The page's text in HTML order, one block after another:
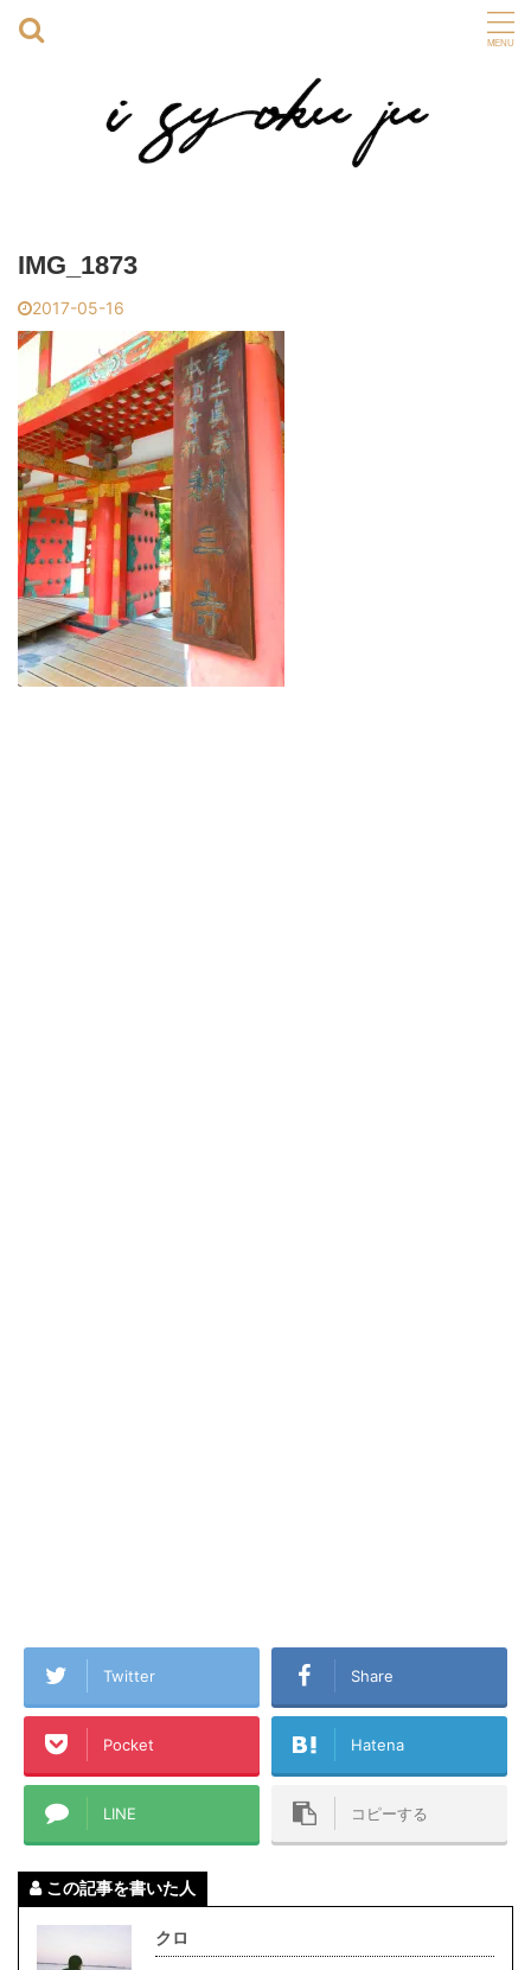
IMG_1873
2017-05-16
Twitter Share
Pocket Hatena
LINE コピーする
この記事を書いた人
クロ